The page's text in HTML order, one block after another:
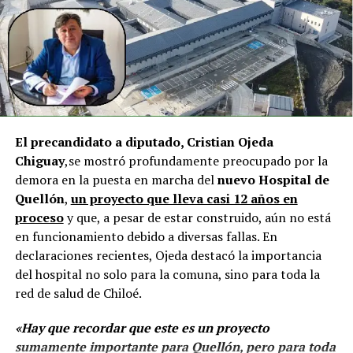
agregando que en su comuna tienen iniciativas
aprobadas que aún esperan financiamiento, como la
infraestructura del Club Deportivo Bernardo O’Higgins
y el cierre perimetral del Club Deportivo Aucar, obras
fundamentales para el desarrollo comunitario.
situación similar, señalando que en su comuna tienen
proyectos elegibles tanto en PMU como en PMB, pero
que hasta la fecha no han recibido respuesta clara sobre
si se entregarán los recursos.“Preocupa esta situación,
estos son proyectos que vienen trabajándose desde
hace tiempo y que hoy están en riesgo por la falta de
financiamiento”,declaró.
En la comuna deCuraco de Vélez, la alcaldesa Javiera
a los municipios en diversos proyectos y que confía en
que durante el año se asignen nuevos recursos, aunque
El precandidato a diputado, Cristian Ojeda
Chiguay,se mostró profundamente preocupado por la
demora en la puesta en marcha delnuevo Hospital de
Quellón, un proyecto que lleva casi 12 años en
procesoy que, a pesar de estar construido, aún no está
en funcionamiento debido a diversas fallas. En
declaraciones recientes, Ojeda destacó la importancia
del hospital no solo para la comuna, sino para toda la
red de salud de Chiloé.
«Hay que recordar que este es un proyecto
sumamente importante para Quellón, pero para toda